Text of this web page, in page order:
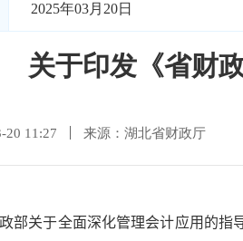
2025年03月20日
关于印发《省财
20 11:27 来源：湖北省财政厅
部关于全面深化管理会计应用的